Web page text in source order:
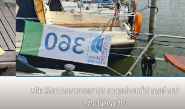
Die Startnummer ist angebracht und wir
sind bereit!